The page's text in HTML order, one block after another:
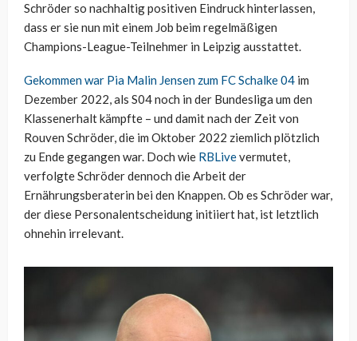
Schröder so nachhaltig positiven Eindruck hinterlassen,
dass er sie nun mit einem Job beim regelmäßigen
Champions-League-Teilnehmer in Leipzig ausstattet.
Gekommen war Pia Malin Jensen zum FC Schalke 04 im
Dezember 2022, als S04 noch in der Bundesliga um den
Klassenerhalt kämpfte – und damit nach der Zeit von
Rouven Schröder, die im Oktober 2022 ziemlich plötzlich
zu Ende gegangen war. Doch wie RBLivevermutet,
verfolgte Schröder dennoch die Arbeit der
Ernährungsberaterin bei den Knappen. Ob es Schröder war,
der diese Personalentscheidung initiiert hat, ist letztlich
ohnehin irrelevant.